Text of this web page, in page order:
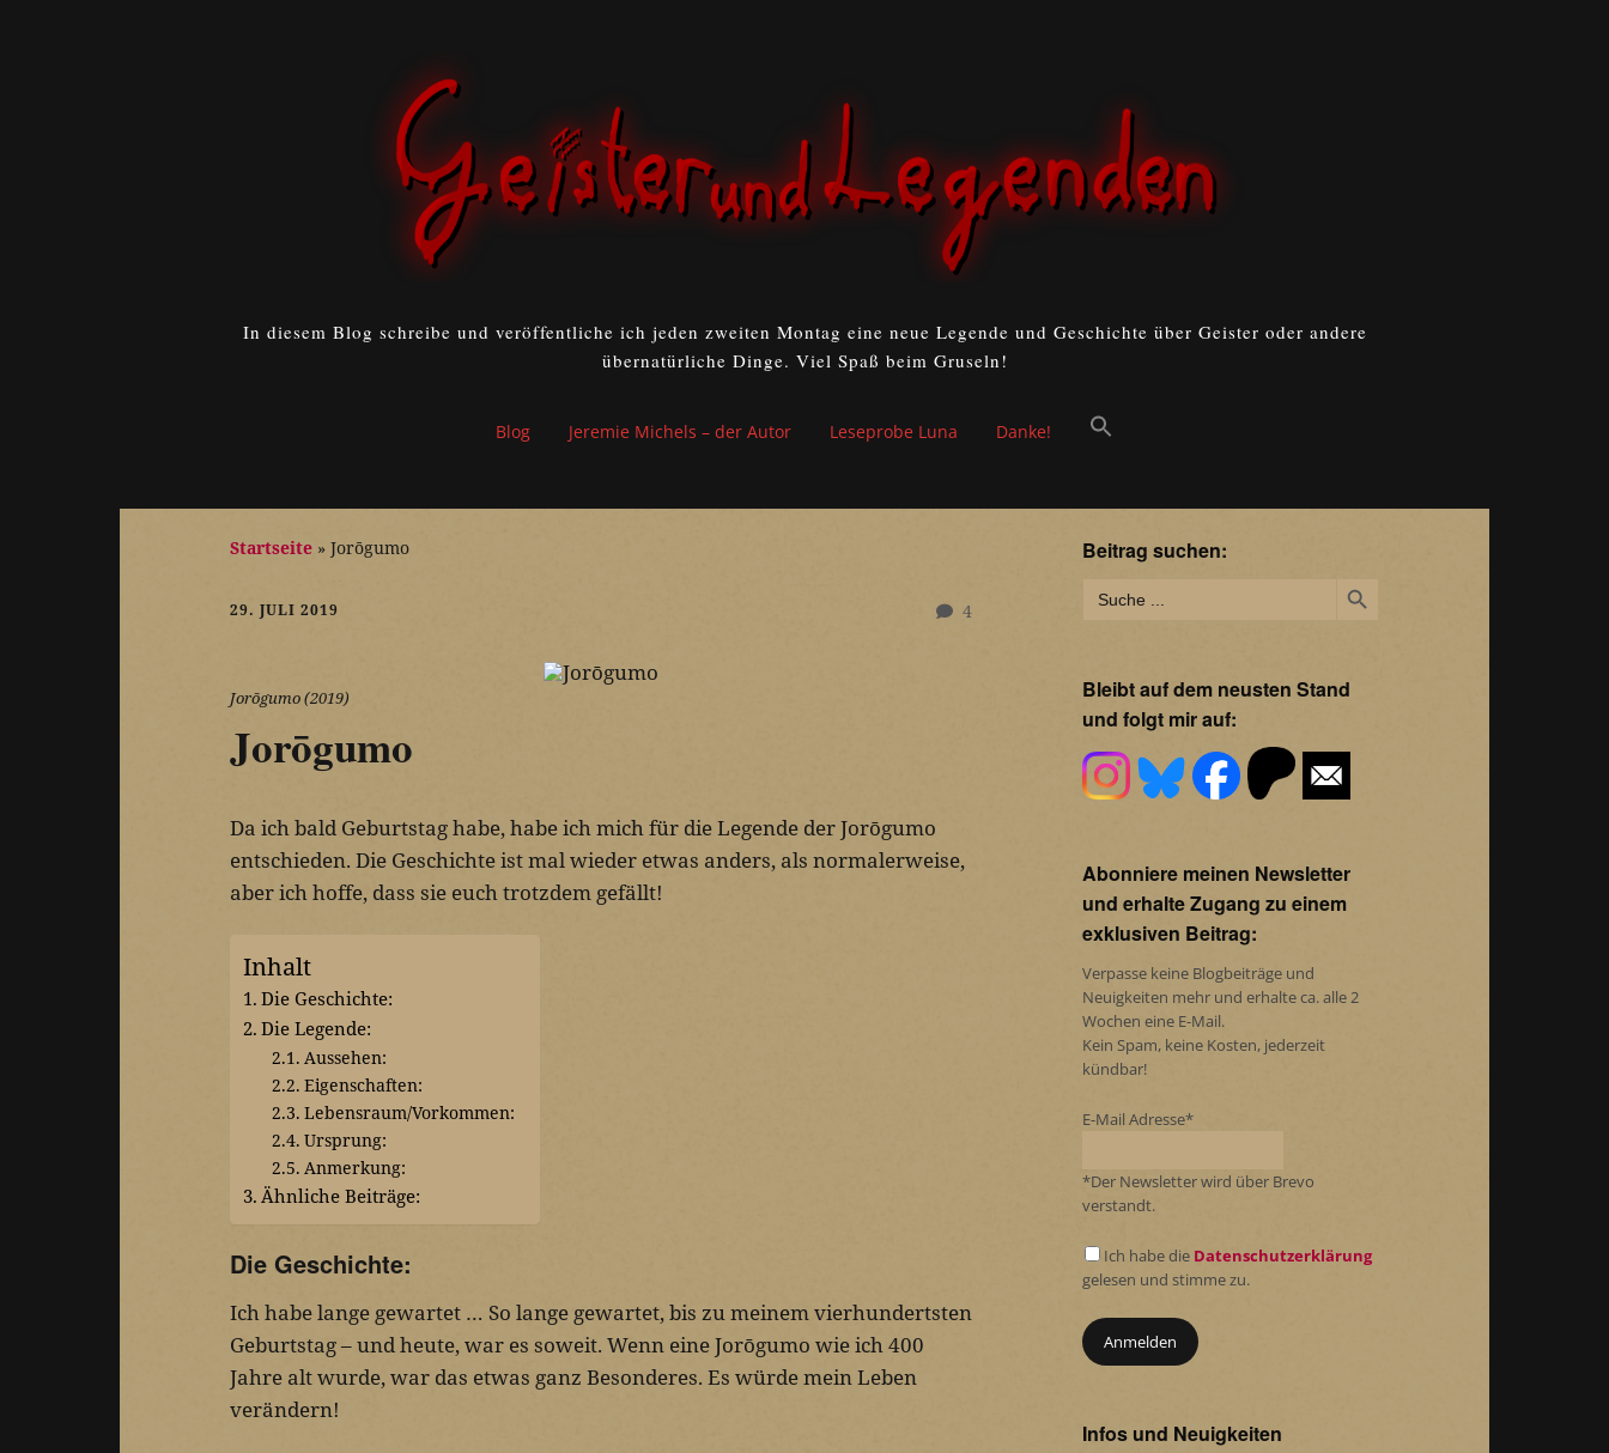
In diesem Blog schreibe und veröffentliche ich jeden zweiten Montag eine neue Legende und Geschichte über Geister oder andere
übernatürliche Dinge. Viel Spaß beim Gruseln!
Blog Jeremie Michels – der Autor Leseprobe Luna Danke!
Startseite » Jorōgumo
4
29. JULI 2019
Jorōgumo (2019)
Jorōgumo
Da ich bald Geburtstag habe, habe ich mich für die Legende der Jorōgumo
entschieden. Die Geschichte ist mal wieder etwas anders, als normalerweise,
aber ich hoffe, dass sie euch trotzdem gefällt!
Inhalt
Die Geschichte:
Die Legende:
Aussehen:
Eigenschaften:
Lebensraum/Vorkommen:
Ursprung:
Anmerkung:
Ähnliche Beiträge:
Die Geschichte:
Ich habe lange gewartet … So lange gewartet, bis zu meinem vierhundertsten
Geburtstag – und heute, war es soweit. Wenn eine Jorōgumo wie ich 400
Jahre alt wurde, war das etwas ganz Besonderes. Es würde mein Leben
verändern!
Beitrag suchen:
for:
Bleibt auf dem neusten Stand
und folgt mir auf:
Abonniere meinen Newsletter
und erhalte Zugang zu einem
exklusiven Beitrag:
Verpasse keine Blogbeiträge und
Neuigkeiten mehr und erhalte ca. alle 2
Wochen eine E-Mail.
Kein Spam, keine Kosten, jederzeit
kündbar!
E-Mail Adresse*
*Der Newsletter wird über Brevo
verstandt.
Ich habe die Datenschutzerklärung
gelesen und stimme zu.
Infos und Neuigkeiten